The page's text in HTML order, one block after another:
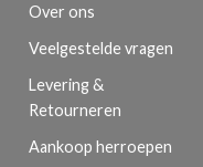
Over ons
Veelgestelde vragen
Levering &
Retourneren
Aankoop herroepen